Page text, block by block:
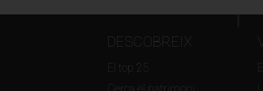
DESCOBREIX
El top 25